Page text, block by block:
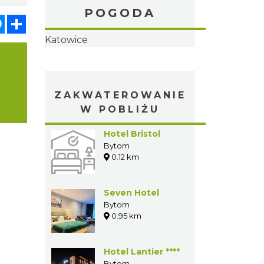
Messenger POGODA
Katowice
ZAKWATEROWANIE
W POBLIŻU
Hotel Bristol
Bytom
0.12 km
Seven Hotel
Bytom
0.95 km
Hotel Lantier ****